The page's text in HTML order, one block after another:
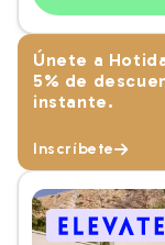
Únete a
5% de
instante.
Inscríbete